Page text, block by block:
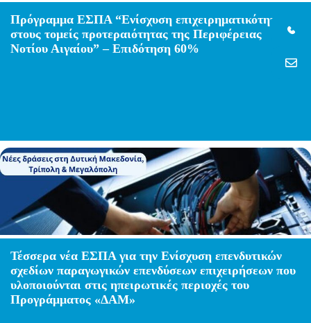
Πρόγραμμα ΕΣΠΑ “Ενίσχυση επιχειρηματικότητας
στους τομείς προτεραιότητας της Περιφέρειας
Νοτίου Αιγαίου” – Επιδότηση 60%
Τέσσερα νέα ΕΣΠΑ για την Ενίσχυση επενδυτικών
σχεδίων παραγωγικών επενδύσεων επιχειρήσεων που
υλοποιούνται στις ηπειρωτικές περιοχές του
Προγράμματος «ΔΑΜ»